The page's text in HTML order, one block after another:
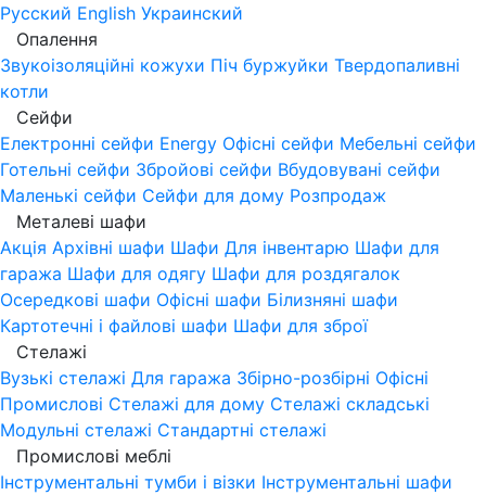
Русский English Украинский
Опалення
Звукоізоляційні кожухи Піч буржуйки Твердопаливні
котли
Сейфи
Електронні сейфи Energy Офісні сейфи Мебельні сейфи
Готельні сейфи Збройові сейфи Вбудовувані сейфи
Маленькі сейфи Сейфи для дому Розпродаж
Металеві шафи
Акція Архівні шафи Шафи Для інвентарю Шафи для
гаража Шафи для одягу Шафи для роздягалок
Осередкові шафи Офісні шафи Білизняні шафи
Картотечні і файлові шафи Шафи для зброї
Стелажі
Вузькі стелажі Для гаража Збірно-розбірні Офісні
Промислові Стелажі для дому Стелажі складські
Модульні стелажі Стандартні стелажі
Промислові меблі
Інструментальні тумби і візки Інструментальні шафи